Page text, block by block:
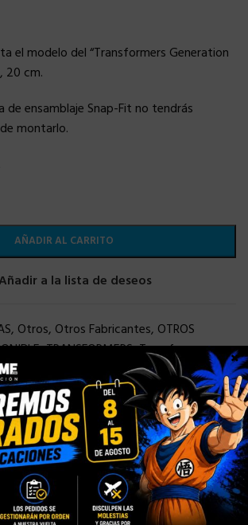
el modelo del “Transformers Generation
20 cm.
de ensamblaje Snap-Fit no tendrás
montarlo.
AÑADIR AL CARRITO
Añadir a la lista de deseos
, Otros, Otros Fabricantes, OTROS
,TRANSFORMERS,Transformers
1,9 kg
×